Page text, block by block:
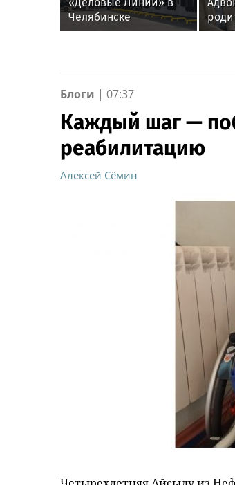
Челябинске
переезжают на новый
Блоги | 07:37
Каждый шаг —
реабилитацию
Алексей Сёмин